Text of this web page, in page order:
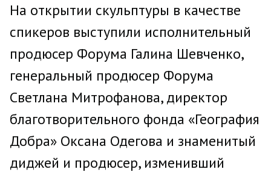
На открытии скульптуры в качестве
спикеров выступили исполнительный
продюсер Форума Галина Шевченко,
генеральный продюсер Форума
Светлана Митрофанова, директор
благотворительного фонда «География
Добра» Оксана Одегова и знаменитый
диджей и продюсер, изменивший